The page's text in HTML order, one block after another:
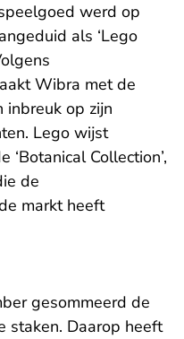
werd op
als ‘Lego
Wibra met de
inbreuk op zijn
Lego wijst
Collection’,
de
markt heeft
gesommeerd de
staken. Daarop heeft